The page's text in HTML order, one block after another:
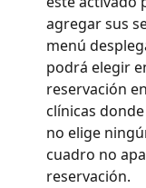
agregar sus
menú
podrá elegir
reservación
clínicas
no elige
cuadro no
reservación.